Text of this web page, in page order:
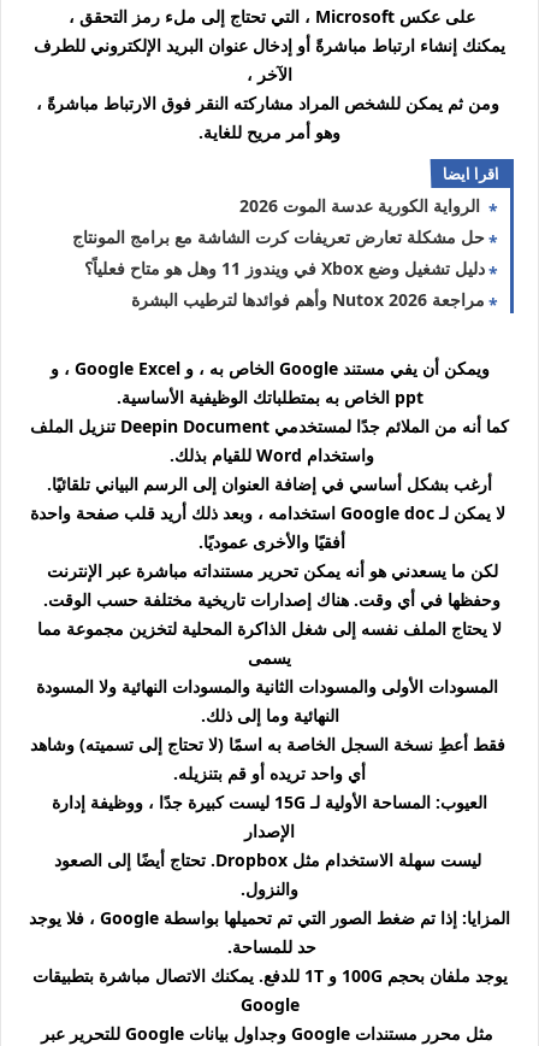
على عكس Microsoft ، التي تحتاج إلى ملء رمز التحقق ،
يمكنك إنشاء ارتباط مباشرةً أو إدخال عنوان البريد الإلكتروني للطرف
الآخر ،
ومن ثم يمكن للشخص المراد مشاركته النقر فوق الارتباط مباشرةً ،
وهو أمر مريح للغاية.
اقرا ايضا
الرواية الكورية عدسة الموت 2026
حل مشكلة تعارض تعريفات كرت الشاشة مع برامج المونتاج
دليل تشغيل وضع Xbox في ويندوز 11 وهل هو متاح فعلياً؟
مراجعة Nutox 2026 وأهم فوائدها لترطيب البشرة
ويمكن أن يفي مستند Google الخاص به ، و Google Excel ، و
ppt الخاص به بمتطلباتك الوظيفية الأساسية.
كما أنه من الملائم جدًا لمستخدمي Deepin Document تنزيل الملف
واستخدام Word للقيام بذلك.
أرغب بشكل أساسي في إضافة العنوان إلى الرسم البياني تلقائيًا.
لا يمكن لـ Google doc استخدامه ، وبعد ذلك أريد قلب صفحة واحدة
أفقيًا والأخرى عموديًا.
لكن ما يسعدني هو أنه يمكن تحرير مستنداته مباشرة عبر الإنترنت
وحفظها في أي وقت. هناك إصدارات تاريخية مختلفة حسب الوقت.
لا يحتاج الملف نفسه إلى شغل الذاكرة المحلية لتخزين مجموعة مما
يسمى
المسودات الأولى والمسودات الثانية والمسودات النهائية ولا المسودة
النهائية وما إلى ذلك.
فقط أعطِ نسخة السجل الخاصة به اسمًا (لا تحتاج إلى تسميته) وشاهد
أي واحد تريده أو قم بتنزيله.
العيوب: المساحة الأولية لـ 15G ليست كبيرة جدًا ، ووظيفة إدارة
الإصدار
ليست سهلة الاستخدام مثل Dropbox. تحتاج أيضًا إلى الصعود
والنزول.
المزايا: إذا تم ضغط الصور التي تم تحميلها بواسطة Google ، فلا يوجد
حد للمساحة.
يوجد ملفان بحجم 100G و 1T للدفع. يمكنك الاتصال مباشرة بتطبيقات
Google
مثل محرر مستندات Google وجداول بيانات Google للتحرير عبر